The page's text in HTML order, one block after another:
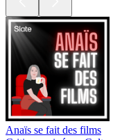
Anaïs se fait des films